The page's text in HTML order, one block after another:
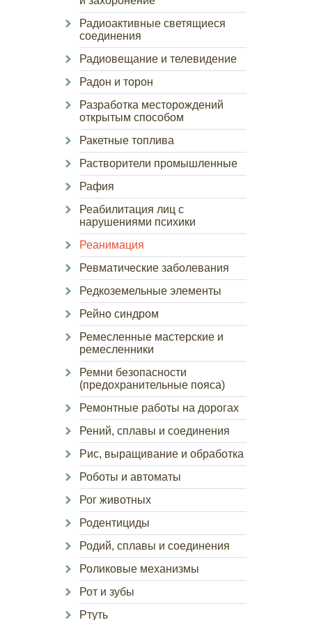
Радиоактивные светящиеся
соединения
Радиовещание и телевидение
Радон и торон
Разработка месторождений
открытым способом
Ракетные топлива
Растворители промышленные
Рафия
Реабилитация лиц с
нарушениями психики
Реанимация
Ревматические заболевания
Редкоземельные элементы
Рейно синдром
Ремесленные мастерские и
ремесленники
Ремни безопасности
(предохранительные пояса)
Ремонтные работы на дорогах
Рений, сплавы и соединения
Рис, выращивание и обработка
Роботы и автоматы
Рог животных
Родентициды
Родий, сплавы и соединения
Роликовые механизмы
Рот и зубы
Ртуть